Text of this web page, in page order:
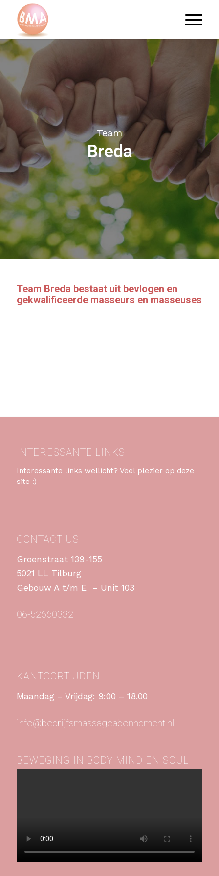
Team
Breda
Team Breda bestaat uit bevlogen en
gekwalificeerde masseurs en masseuses
INTERESSANTE LINKS
Interessante links wellicht? Veel plezier op deze
site :)
CONTACT US
Groenstraat 139-155
5021 LL Tilburg
Gebouw A t/m E – Unit 103
06-52660332
KANTOORTIJDEN
Maandag – Vrijdag: 9:00 – 18.00
info@bedrijfsmassageabonnement.nl
BEWEGING IN BODY MIND EN SOUL